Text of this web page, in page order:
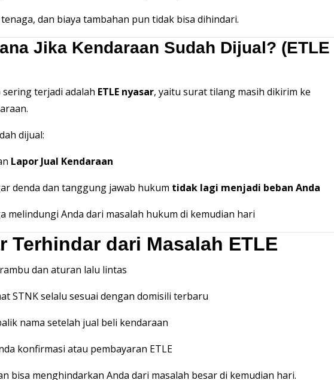
dan biaya tambahan pun tidak bisa dihindari.
Jika Kendaraan Sudah Dijual? (ETLE
sering terjadi adalah ETLE nyasar, yaitu surat tilang masih dikirim ke
dijual:
Lapor Jual Kendaraan
denda dan tanggung jawab hukum tidak lagi menjadi beban Anda
melindungi Anda dari masalah hukum di kemudian hari
Terhindar dari Masalah ETLE
dan aturan lalu lintas
STNK selalu sesuai dengan domisili terbaru
nama setelah jual beli kendaraan
konfirmasi atau pembayaran ETLE
bisa menghindarkan Anda dari masalah besar di kemudian hari.